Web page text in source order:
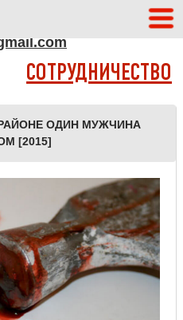
СОТРУДНИЧЕСТВО
ОДИН МУЖЧИНА
[2015]